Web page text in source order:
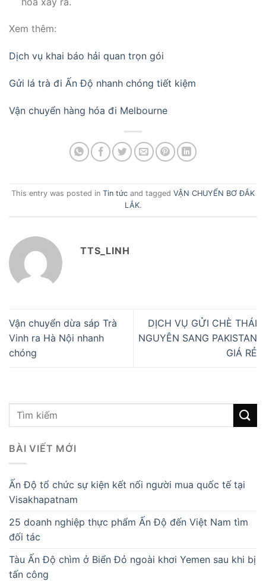
Xem thêm:
Dịch vụ khai báo hải quan trọn gói
Gửi lá trà đi Ấn Độ nhanh chóng tiết kiệm
Vận chuyển hàng hóa đi Melbourne
This entry was posted in Tin tức and tagged VẬN CHUYỂN BƠ ĐẮK
LẮK.
TTS_LINH
Vận chuyển dừa sáp Trà
Vinh ra Hà Nội nhanh
chóng
DỊCH VỤ GỬI CHÈ THÁI
NGUYÊN SANG PAKISTAN
GIÁ RẺ
BÀI VIẾT MỚI
Ấn Độ tổ chức sự kiện kết nối người mua quốc tế tại
Visakhapatnam
25 doanh nghiệp thực phẩm Ấn Độ đến Việt Nam tìm
đối tác
Tàu Ấn Độ chìm ở Biển Đỏ ngoài khơi Yemen sau khi bị
tấn công